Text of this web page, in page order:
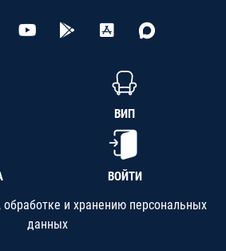
ВИП
ВОЙТИ
и хранению персональных
данных